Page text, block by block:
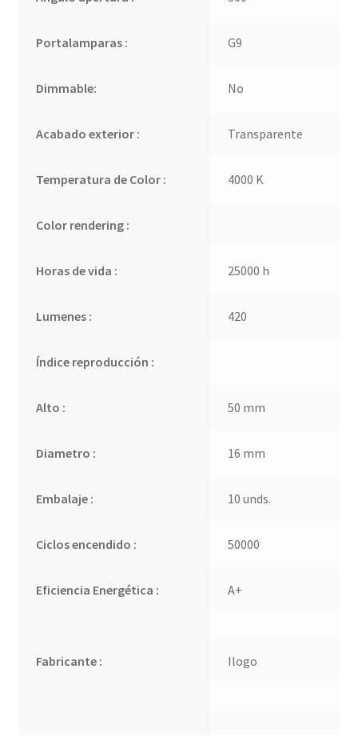
Portalamparas : G9
Dimmable: No
Acabado exterior : Transparente
Temperatura de Color : 4000 K
Color rendering :
Horas de vida : 25000 h
Lumenes : 420
Índice reproducción :
Alto : 50 mm
Diametro : 16 mm
Embalaje : 10 unds.
Ciclos encendido : 50000
Eficiencia Energética : A+
Fabricante : Ilogo